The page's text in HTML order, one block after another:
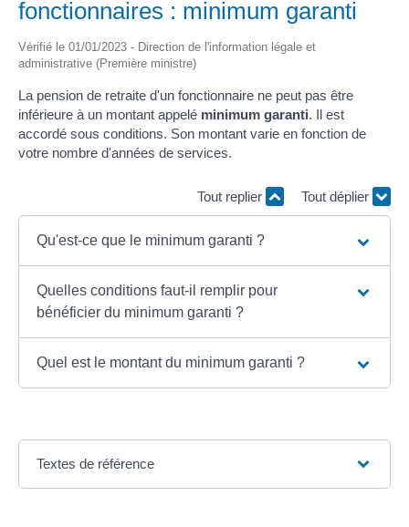
fonctionnaires : minimum garanti
Vérifié le 01/01/2023 - Direction de l'information légale et
administrative (Première ministre)
La pension de retraite d'un fonctionnaire ne peut pas être
inférieure à un montant appelé minimum garanti. Il est
accordé sous conditions. Son montant varie en fonction de
votre nombre d'années de services.
Tout replier Tout déplier
Qu'est-ce que le minimum garanti ?
Quelles conditions faut-il remplir pour
bénéficier du minimum garanti ?
Quel est le montant du minimum garanti ?
Textes de référence